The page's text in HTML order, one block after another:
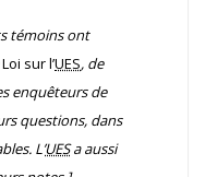
témoins ont
Loi sur l’UES, de
enquêteurs de
questions, dans
L’UESa aussi